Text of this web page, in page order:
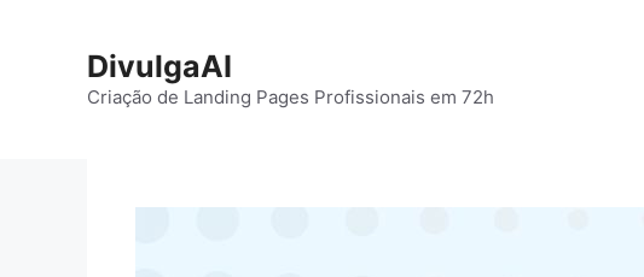
conteúdo
DivulgaAI
Criação de Landing Pages Profissionais em 72h